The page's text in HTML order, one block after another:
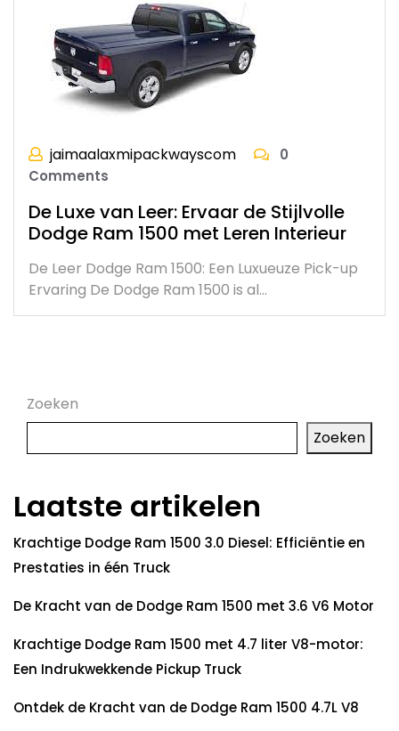
jaimaalaxmipackwayscom
0
Comments
De Luxe van Leer: Ervaar de Stijlvolle
Dodge Ram 1500 met Leren Interieur
De Leer Dodge Ram 1500: Een Luxueuze Pick-up
Ervaring De Dodge Ram 1500 is al…
Zoeken
Zoeken
Laatste artikelen
Krachtige Dodge Ram 1500 3.0 Diesel: Efficiëntie en
Prestaties in één Truck
De Kracht van de Dodge Ram 1500 met 3.6 V6 Motor
Krachtige Dodge Ram 1500 met 4.7 liter V8-motor:
Een Indrukwekkende Pickup Truck
Ontdek de Kracht van de Dodge Ram 1500 4.7L V8